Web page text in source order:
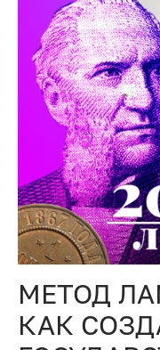
МЕТОД
КАК